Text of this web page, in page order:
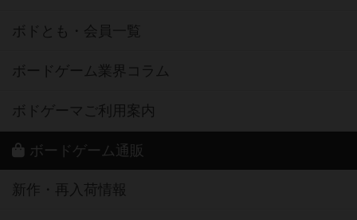
ボドとも・会員一覧
ボードゲーム業界コラム
ボドゲーマご利用案内
ボードゲーム通販
新作・再入荷情報